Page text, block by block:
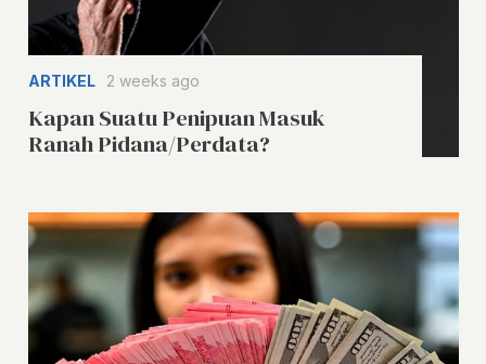
ARTIKEL 2 weeks ago
Kapan Suatu Penipuan Masuk
Ranah Pidana/Perdata?